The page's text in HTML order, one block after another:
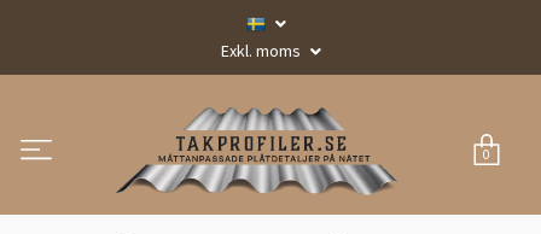
Exkl. moms
0